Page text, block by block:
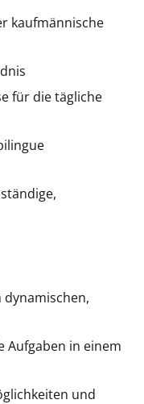
kaufmännische
für die tägliche
Aufgaben in einem
und